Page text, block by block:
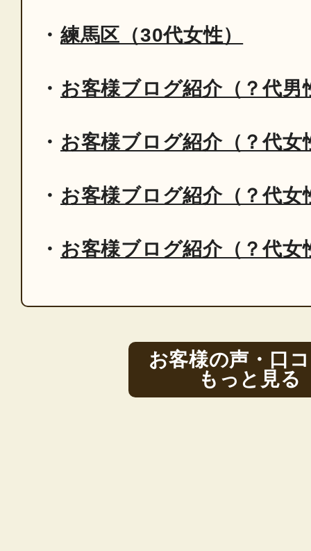
練馬区（30代女性）
お客様ブログ紹介（？代男
お客様ブログ紹介（？代女
お客様ブログ紹介（？代女
お客様ブログ紹介（？代女
お客様の声・口
もっと見る